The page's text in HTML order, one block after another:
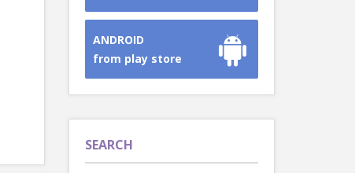
ANDROID
from play store
SEARCH